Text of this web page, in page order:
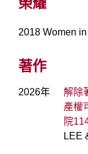
2018 Women
著作
2026年
解除
產權
院
LEE